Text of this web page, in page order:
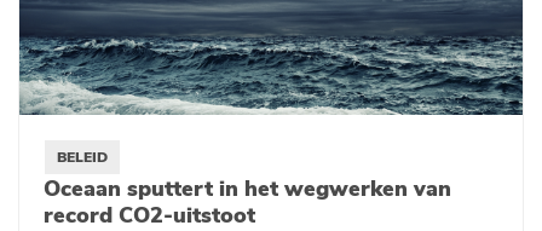
BELEID
Oceaan sputtert in het wegwerken van
record CO2-uitstoot